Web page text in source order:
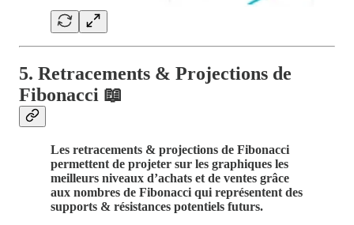
5. Retracements & Projections de
Fibonacci 📖
Les retracements & projections de Fibonacci
permettent de projeter sur les graphiques les
meilleurs niveaux d’achats et de ventes grâce
aux nombres de Fibonacci qui représentent des
supports & résistances potentiels futurs.